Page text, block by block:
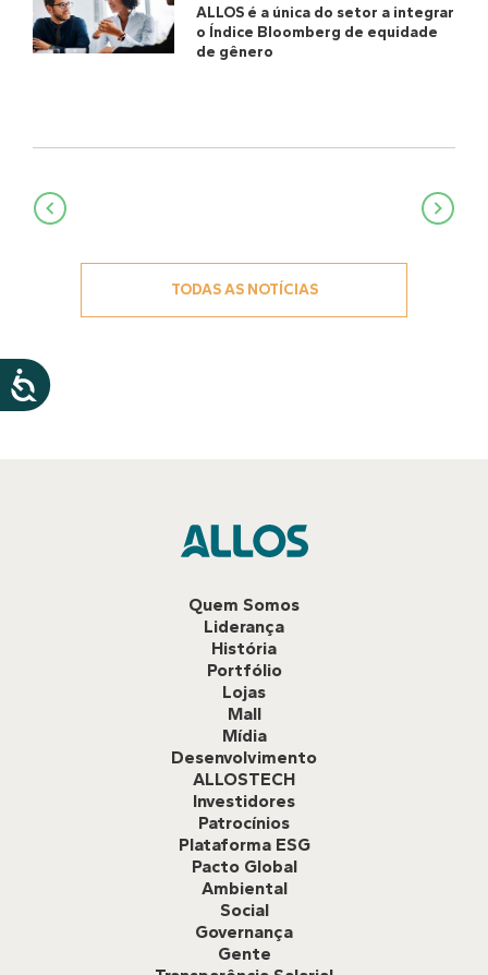
ALLOS é a única do setor a integrar
o Índice Bloomberg de equidade
de gênero
Navegação
Post
TODAS AS NOTÍCIAS
Quem Somos
Liderança
História
Portfólio
Lojas
Mall
Mídia
Desenvolvimento
ALLOSTECH
Investidores
Patrocínios
Plataforma ESG
Pacto Global
Ambiental
Social
Governança
Gente